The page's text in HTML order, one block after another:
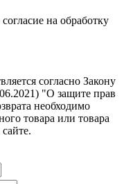
на обработку
согласно Закону
"О защите прав
необходимо
товара или товара